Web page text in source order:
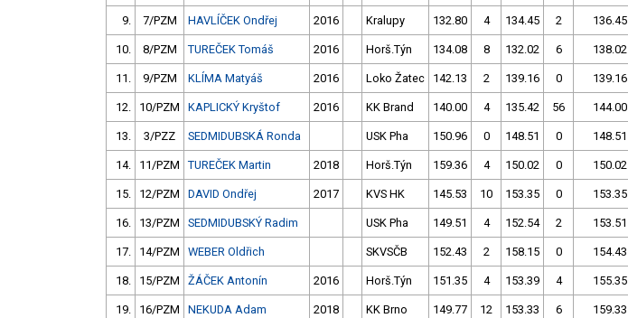
9. 7/PZM HAVLÍČEK Ondřej 2016 Kralupy 132.80 4 134.45 2 136.45
10. 8/PZM TUREČEK Tomáš 2016 Horš.Týn 134.08 8 132.02 6 138.02
11. 9/PZM KLÍMA Matyáš 2016 Loko Žatec 142.13 2 139.16 0 139.16
12. 10/PZM KAPLICKÝ Kryštof 2016 KK Brand 140.00 4 135.42 56 144.00
13. 3/PZZ SEDMIDUBSKÁ Ronda USK Pha 150.96 0 148.51 0 148.51
14. 11/PZM TUREČEK Martin 2018 Horš.Týn 159.36 4 150.02 0 150.02
15. 12/PZM DAVID Ondřej 2017 KVS HK 145.53 10 153.35 0 153.35
16. 13/PZM SEDMIDUBSKÝ Radim USK Pha 149.51 4 152.54 2 153.51
17. 14/PZM WEBER Oldřich SKVSČB 152.43 2 158.15 0 154.43
18. 15/PZM ŽÁČEK Antonín 2016 Horš.Týn 151.35 4 153.39 4 155.35
19. 16/PZM NEKUDA Adam 2018 KK Brno 149.77 12 153.33 6 159.33